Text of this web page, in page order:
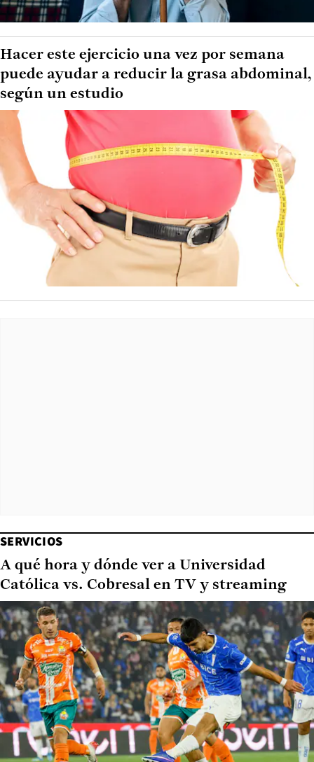
Hacer este ejercicio una vez por semana
puede ayudar a reducir la grasa abdominal,
según un estudio
SERVICIOS
A qué hora y dónde ver a Universidad
Católica vs. Cobresal en TV y streaming